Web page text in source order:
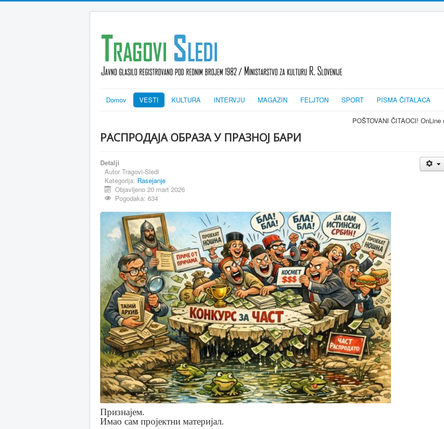
Domov VESTI KULTURA INTERVJU MAGAZIN FELJTON SPORT PISMA ČITALACA
POŠTOVANI ČITAOCI! OnLine
РАСПРОДАЈА ОБРАЗА У ПРАЗНОЈ БАРИ
Detalji
Autor Tragovi-Sledi
Kategorija: Rasejanje
Objavljeno 20 mart 2026
Pogodaka: 634
Признајем.
Имао сам пројектни материјал.